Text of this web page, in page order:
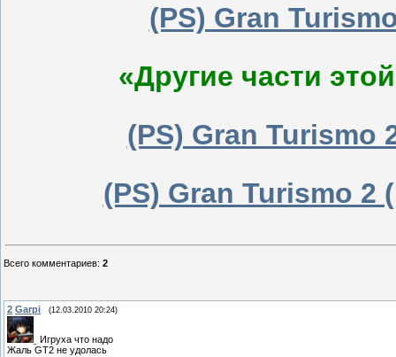
(PS) Gran
«Другие части
(PS) Gran Turismo
(PS) Gran Turismo 2
Всего комментариев: 2
2 Garpi (12.03.2010 20:24)
Игруха что надо
Жаль GT2 не удолась